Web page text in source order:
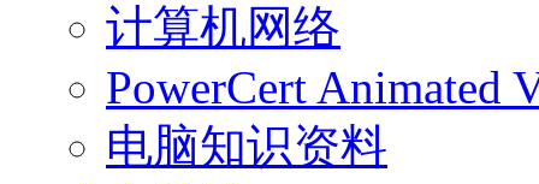
计算机网络
PowerCert Animated
电脑知识资料